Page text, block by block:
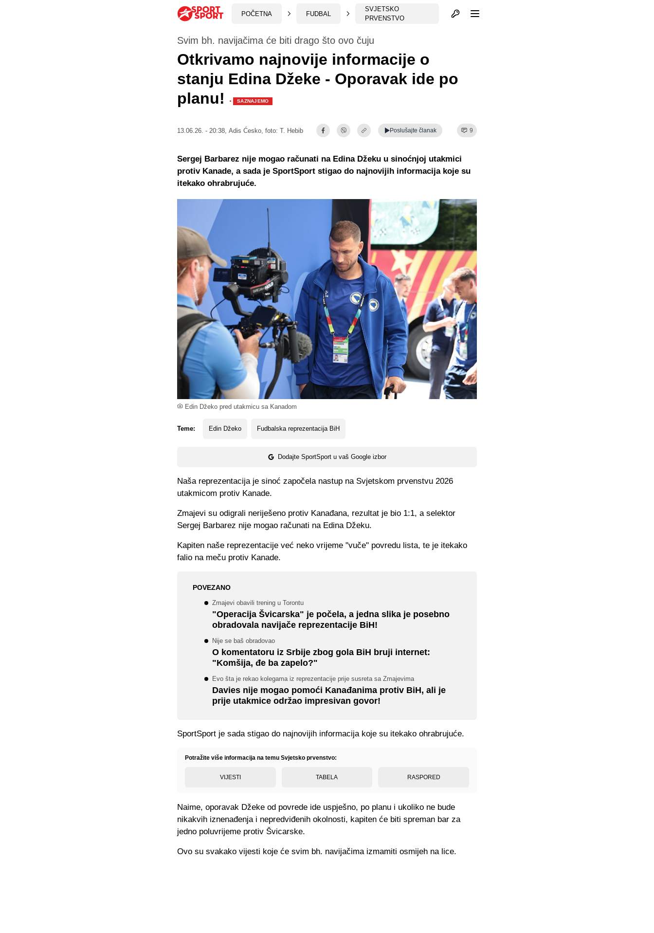
POČETNA FUDBAL
SVJETSKO
PRVENSTVO
Otvori profil
Edin Džeko pred utakmicu sa Kanadom
Svim bh. navijačima će biti drago što ovo čuju
Otkrivamo najnovije informacije o
stanju Edina Džeke - Oporavak ide po
planu!
· SAZNAJEMO
13.06.26. - 20:38, Adis Ćesko , foto: T. Hebib Poslušajte članak 9
Teme: Edin Džeko Fudbalska reprezentacija BiH
Dodajte SportSport u vaš Google izbor
Sergej Barbarez nije mogao računati na Edina Džeku u sinoćnjoj utakmici
protiv Kanade, a sada je SportSport stigao do najnovijih informacija koje su
itekako ohrabrujuće.
Naša reprezentacija je sinoć započela nastup na Svjetskom prvenstvu 2026
utakmicom protiv Kanade.
Zmajevi su odigrali neriješeno protiv Kanađana, rezultat je bio 1:1, a selektor
Sergej Barbarez nije mogao računati na Edina Džeku.
Kapiten naše reprezentacije već neko vrijeme "vuče" povredu lista, te je itekako
falio na meču protiv Kanade.
POVEZANO
Zmajevi obavili trening u Torontu
"Operacija Švicarska" je počela, a jedna slika je posebno
obradovala navijače reprezentacije BiH!
Nije se baš obradovao
O komentatoru iz Srbije zbog gola BiH bruji internet:
"Komšija, đe ba zapelo?"
Evo šta je rekao kolegama iz reprezentacije prije susreta sa Zmajevima
Davies nije mogao pomoći Kanađanima protiv BiH, ali je
prije utakmice održao impresivan govor!
SportSport je sada stigao do najnovijih informacija koje su itekako ohrabrujuće.
Potražite više informacija na temu Svjetsko prvenstvo:
VIJESTI TABELA RASPORED
Naime, oporavak Džeke od povrede ide uspješno, po planu i ukoliko ne bude
nikakvih iznenađenja i nepredviđenih okolnosti, kapiten će biti spreman bar za
jedno poluvrijeme protiv Švicarske.
Ovo su svakako vijesti koje će svim bh. navijačima izmamiti osmijeh na lice.